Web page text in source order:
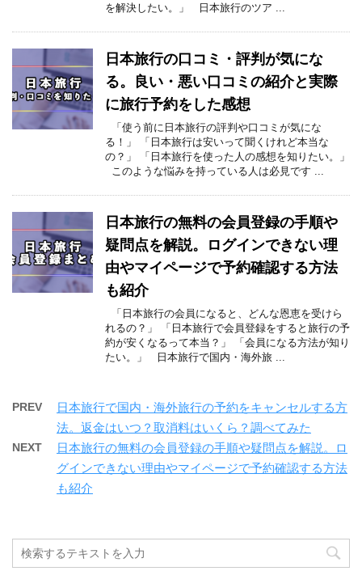
を解決したい。」 日本旅行のツア ...
日本旅行の口コミ・評判が気にな
る。良い・悪い口コミの紹介と実際
に旅行予約をした感想
「使う前に日本旅行の評判や口コミが気にな
る！」 「日本旅行は安いって聞くけれど本当な
の？」 「日本旅行を使った人の感想を知りたい。」
このような悩みを持っている人は必見です ...
日本旅行の無料の会員登録の手順や
疑問点を解説。ログインできない理
由やマイページで予約確認する方法
も紹介
「日本旅行の会員になると、どんな恩恵を受けら
れるの？」 「日本旅行で会員登録をすると旅行の予
約が安くなるって本当？」 「会員になる方法が知り
たい。」 日本旅行で国内・海外旅 ...
PREV
日本旅行で国内・海外旅行の予約をキャンセルする方
法。返金はいつ？取消料はいくら？調べてみた
NEXT
日本旅行の無料の会員登録の手順や疑問点を解説。ロ
グインできない理由やマイページで予約確認する方法
も紹介